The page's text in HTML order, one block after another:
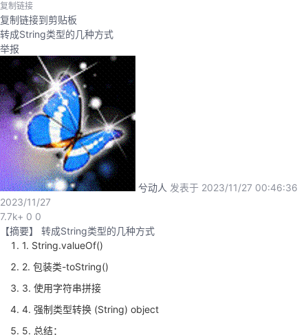
主
页
的
开
发
者
我
博
客
的
论
坛
我
的
圈
子
我
的
直
我
的
我
复制链接
复制链接到剪贴板
转成String类型的几种方式
举报
兮动人 发表于 2023/11/27 00:46:36
2023/11/27
7.7k+ 0 0
【摘要】 转成String类型的几种方式
1. String.valueOf()
2. 包装类-toString()
3. 使用字符串拼接
4. 强制类型转换 (String) object
5. 总结：